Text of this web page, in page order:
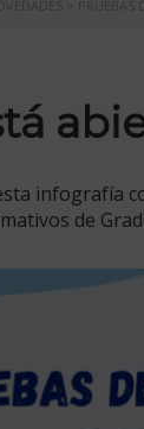
infografía
de